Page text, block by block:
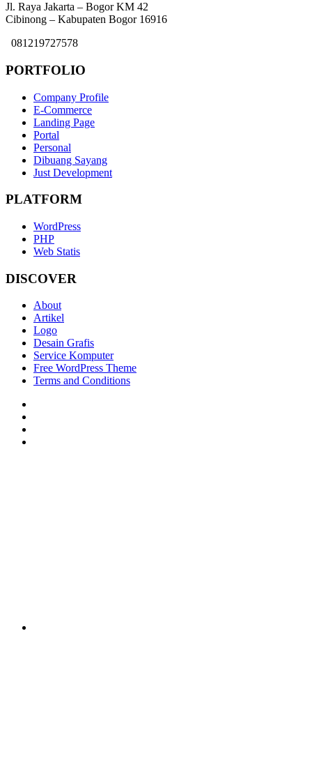
Jl. Raya Jakarta – Bogor KM 42
Cibinong – Kabupaten Bogor 16916
081219727578
PORTFOLIO
Company Profile
E-Commerce
Landing Page
Portal
Personal
Dibuang Sayang
Just Development
PLATFORM
WordPress
PHP
Web Statis
DISCOVER
About
Artikel
Logo
Desain Grafis
Service Komputer
Free WordPress Theme
Terms and Conditions